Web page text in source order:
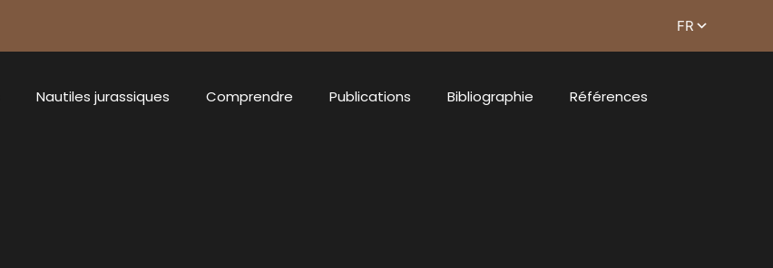
Nautiles jurassiques Comprendre Publications Bibliographie Références